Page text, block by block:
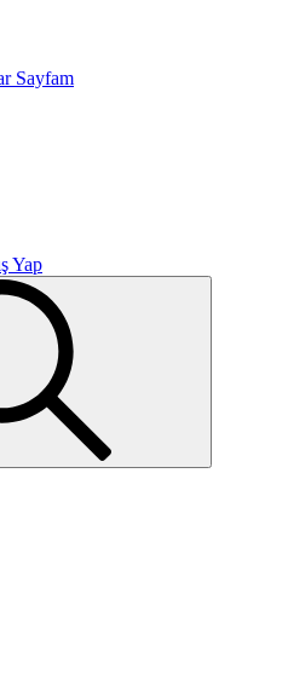
Sayfam
Yap